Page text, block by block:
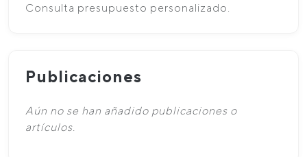
Consulta presupuesto personalizado.
Publicaciones
Aún no se han añadido publicaciones o
artículos.